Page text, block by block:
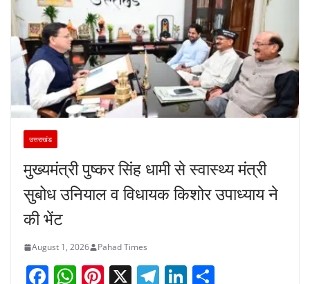
उत्तराखंड
मुख्यमंत्री पुष्कर सिंह धामी से स्वास्थ्य मंत्री
सुबोध उनियाल व विधायक किशोर उपाध्याय ने
की भेंट
August 1, 2026 Pahad Times
F W Pi X T Li